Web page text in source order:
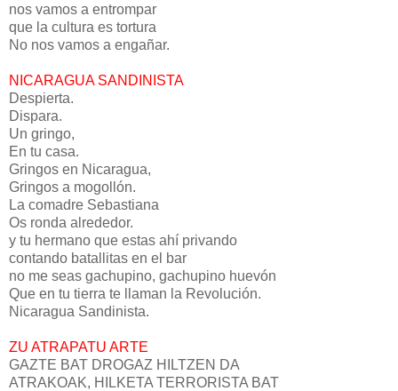
nos vamos a entrompar
que la cultura es tortura
No nos vamos a engañar.
NICARAGUA SANDINISTA
Despierta.
Dispara.
Un gringo,
En tu casa.
Gringos en Nicaragua,
Gringos a mogollón.
La comadre Sebastiana
Os ronda alrededor.
y tu hermano que estas ahí privando
contando batallitas en el bar
no me seas gachupino, gachupino huevón
Que en tu tierra te llaman la Revolución.
Nicaragua Sandinista.
ZU ATRAPATU ARTE
GAZTE BAT DROGAZ HILTZEN DA
ATRAKOAK, HILKETA TERRORISTA BAT